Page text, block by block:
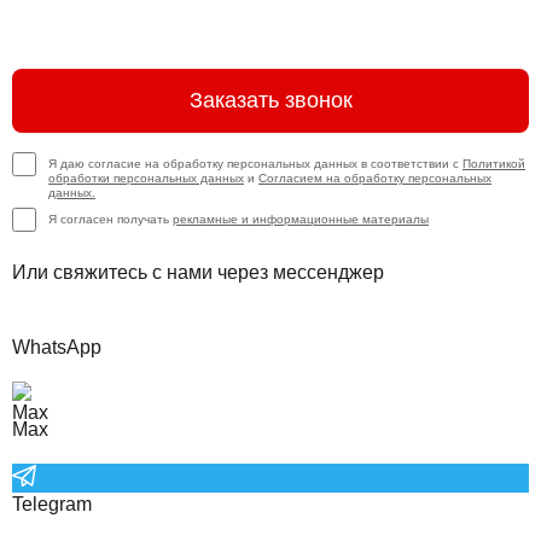
Заказать звонок
Я даю согласие на обработку персональных данных в соответствии с Политикой
обработки персональных данных и Согласием на обработку персональных
данных.
Я согласен получать рекламные и информационные материалы
Или свяжитесь с нами через мессенджер
WhatsApp
Max
Telegram